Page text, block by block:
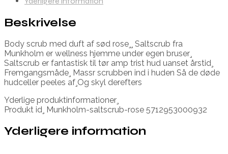
Beskrivelse
Body scrub med duft af sød rose¸¸ Saltscrub fra
Munkholm er wellness hjemme under egen bruser¸
Saltscrub er fantastisk til tør amp trist hud uanset årstid¸
Fremgangsmåde¸ Massr scrubben ind i huden Så de døde
hudceller peeles af¸Og skyl derefters
Yderlige produktinformationer¸
Produkt id¸ Munkholm-saltscrub-rose 5712953000932
Yderligere information